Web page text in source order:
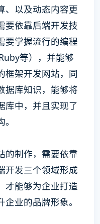
、以及动态内容更
要依靠后端开发技
要掌握流行的编程
等），并能够
框架开发网站，同
据库知识，能够将
库中，并且实现了
的制作，需要依靠
开发三个领域形成
才能够为企业打造
业的品牌形象。